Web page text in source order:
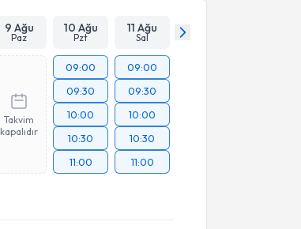
9 Ağu
Paz
10 Ağu
Pzt
11 Ağu
Sal
Takvim
kapalıdır
09:00
09:30
10:00
10:30
11:00
09:00
09:30
10:00
10:30
11:00